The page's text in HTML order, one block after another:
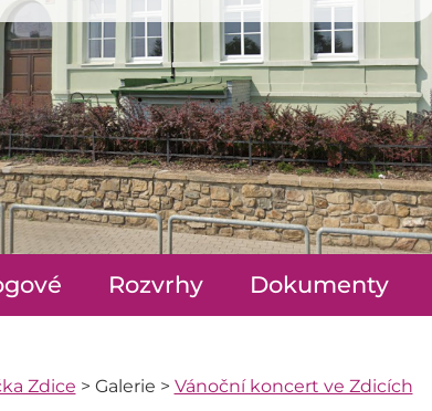
Rozvrhy Dokumenty
Zdice > Galerie > Vánoční koncert ve Zdicích